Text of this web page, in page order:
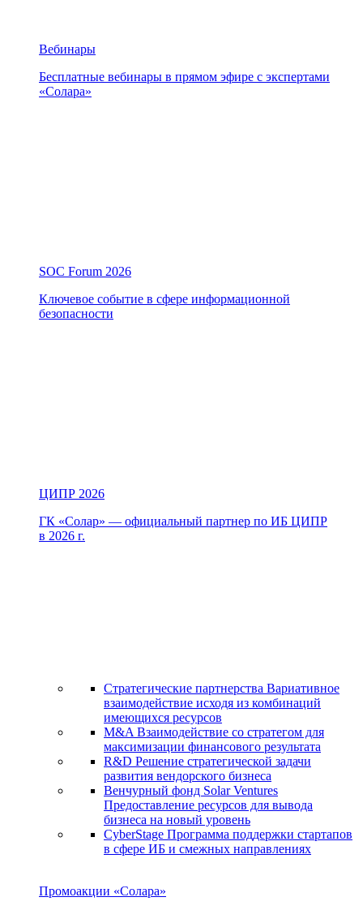
Вебинары
Бесплатные вебинары в прямом эфире с экспертами
«Солара»
SOC Forum 2026
Ключевое событие в сфере информационной
безопасности
ЦИПР 2026
ГК «Солар» — официальный партнер по ИБ ЦИПР
в 2026 г.
Стратегические партнерства Вариативное
взаимодействие исходя из комбинаций
имеющихся ресурсов
M&A Взаимодействие со стратегом для
максимизации финансового результата
R&D Решение стратегической задачи
развития вендорского бизнеса
Венчурный фонд Solar Ventures
Предоставление ресурсов для вывода
бизнеса на новый уровень
CyberStage Программа поддержки стартапов
в сфере ИБ и смежных направлениях
Промоакции «Солара»